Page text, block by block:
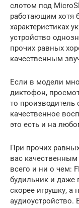
слотом под
работающим хотя
характеристиках
устройство
прочих равных
качественным
Если в модели
диктофон,
то производитель
качественное
это есть и на
При прочих
вас
всего и ни о чем:
будильник и даже
скорее игрушку, а
аудиоустройство.